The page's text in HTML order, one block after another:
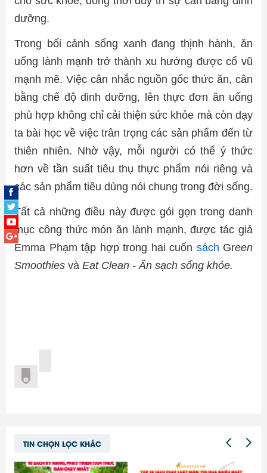
dưỡng.
Trong bối cảnh sống xanh đang thịnh hành, ăn
uống lành mạnh trở thành xu hướng được cổ vũ
mạnh mẽ. Việc cân nhắc nguồn gốc thức ăn, cân
bằng chế độ dinh dưỡng, lên thực đơn ăn uống
phù hợp không chỉ cải thiện sức khỏe mà còn dạy
ta bài học về việc trân trọng các sản phẩm đến từ
thiên nhiên. Nhờ vậy, mỗi người có thể ý thức
hơn về tần suất tiêu thụ thực phẩm nói riêng và
các sản phẩm tiêu dùng nói chung trong đời sống.
Tất cả những điều này được gói gọn trong danh
mục công thức món ăn lành mạnh, được tác giả
Emma Phạm tập hợp trong hai cuốn sách Green
Smoothies và Eat Clean - Ăn sạch sống khỏe.
TIN CHỌN LỌC KHÁC